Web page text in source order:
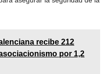
recibe 212
por 1,2